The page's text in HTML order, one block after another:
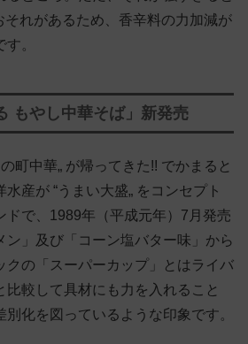
それがあるため、香辛料の力加減が
。
もやし中華そば」新発売
町中華„ が帰ってきた!! でかまると
産が “うまい大盛„ をコンセプト
ドで、1989年（平成元年）7月発売
ン」及び「コーン塩バター味」から
クの「スーパーカップ」とはライバ
比較して具材にも力を入れること
化を図っているような印象です。